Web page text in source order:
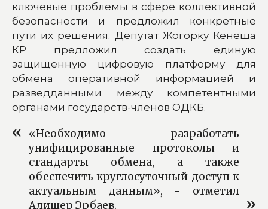
ключевые проблемы в сфере коллективной
безопасности и предложил конкретные
пути их решения. Депутат Жогорку Кенеша
КР предложил создать единую
защищенную цифровую платформу для
обмена оперативной информацией и
разведданными между компетентными
органами государств-членов ОДКБ.
«Необходимо разработать
унифицированные протоколы и
стандарты обмена, а также
обеспечить круглосуточный доступ к
актуальным данным», - отметил
Алишер Эрбаев.